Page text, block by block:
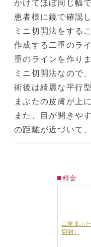
かけてほぼ同じ幅
患者様に鏡で確認
ミニ切開法をする
作成する二重のラ
重のラインを作りま
ミニ切開法なので
術後は綺麗な平行
まぶたの皮膚が上
また、目が開きや
の距離が近づいて
料金
二重まぶ
切開）